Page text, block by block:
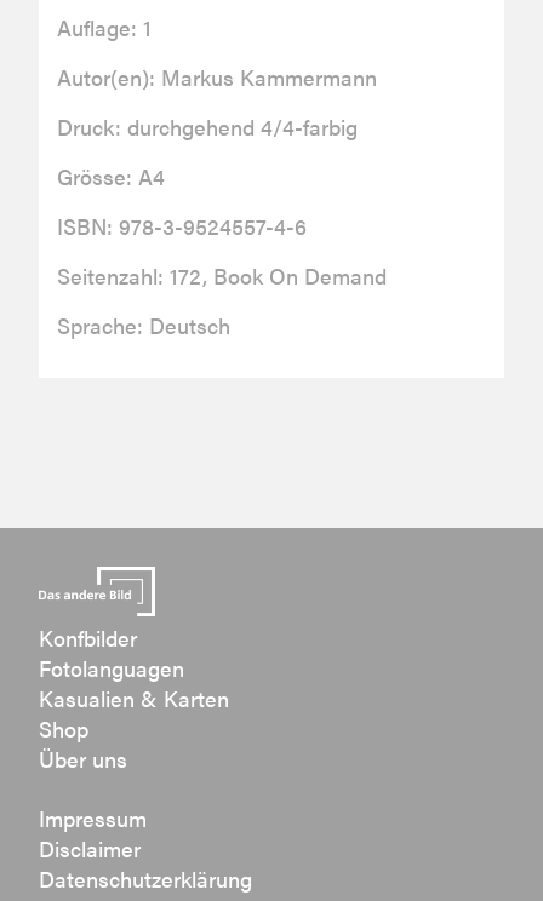
Auflage: 1
Autor(en): Markus Kammermann
Druck: durchgehend 4/4-farbig
Grösse: A4
ISBN: 978-3-9524557-4-6
Seitenzahl: 172, Book On Demand
Sprache: Deutsch
Konfbilder
Fotolanguagen
Kasualien & Karten
Shop
Über uns
Impressum
Disclaimer
Datenschutzerklärung